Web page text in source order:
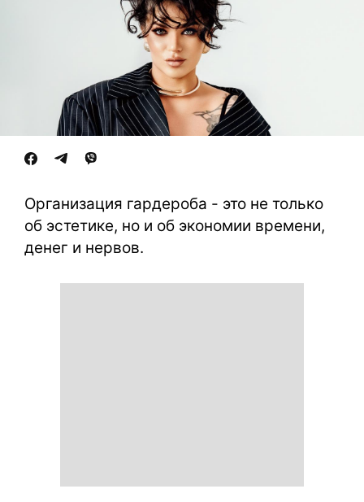
Организация гардероба - это не только
об эстетике, но и об экономии времени,
денег и нервов.